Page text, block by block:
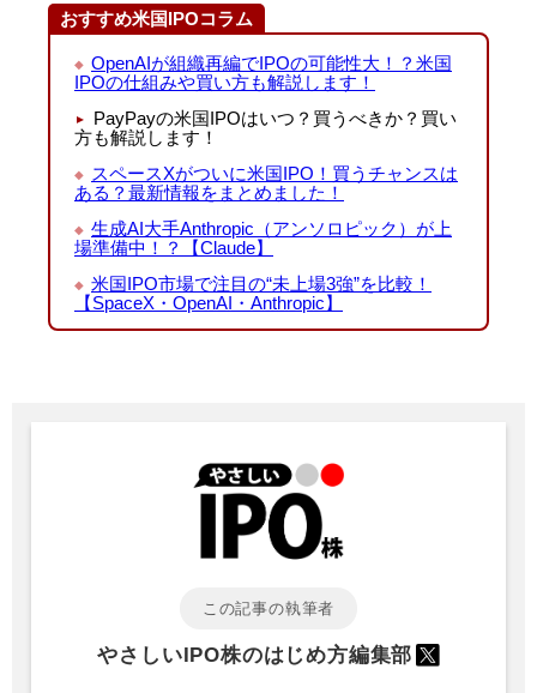
おすすめ米国IPOコラム
OpenAIが組織再編でIPOの可能性大！？米国
IPOの仕組みや買い方も解説します！
PayPayの米国IPOはいつ？買うべきか？買い
方も解説します！
スペースXがついに米国IPO！買うチャンスは
ある？最新情報をまとめました！
生成AI大手Anthropic（アンソロピック）が上
場準備中！？【Claude】
米国IPO市場で注目の“未上場3強”を比較！
【SpaceX・OpenAI・Anthropic】
この記事の執筆者
やさしいIPO株のはじめ方編集部